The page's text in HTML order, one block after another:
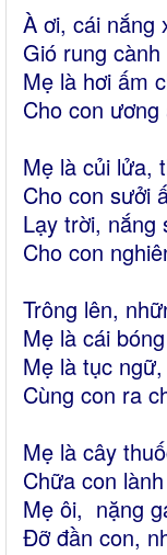
À ơi, cái nắng
Gió rung
Mẹ là hơi ấm
Cho con
Mẹ là củi lửa,
Cho con sưởi
Lạy trời, nắng
Cho con
Trông lên,
Mẹ là cái
Mẹ là tục
Cùng con ra
Mẹ là cây
Chữa con
Mẹ ôi, nặng
Đỡ đần con,